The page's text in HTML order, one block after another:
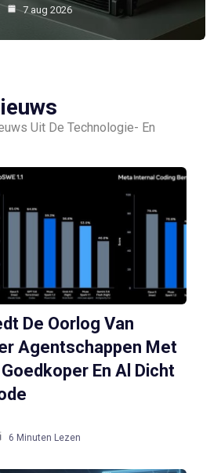
7 aug 2026
Uit De Technologie- En
De Oorlog Van
Agentschappen Met
En Al Dicht
6 Minuten Lezen